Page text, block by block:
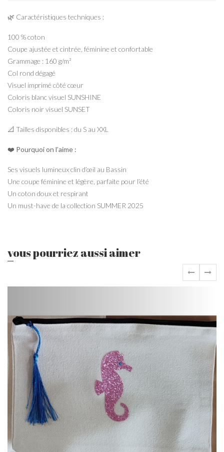
🌿 Caractéristiques techniques :
100 % coton
Coupe ajustée et cintrée, féminine et confortable
Grammage : 160 g/m²
Col rond dégagé
Visuel imprimé côté cœur
Coloris blanc visuel SUNSHINE
Coloris noir visuel SUNSET
📐 Tailles disponibles : du S au XXL
❤️ Pourquoi on l’aime :
Ses visuels lumineux clin d’œil au Bassin
Une coupe féminine et légère, parfaite pour l’été
Un coton doux et respirant
Un must-have de la collection SUMMER 2025
vous pourriez aussi aimer